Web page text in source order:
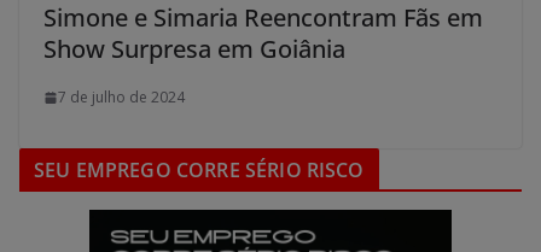
Simone e Simaria Reencontram Fãs em
Show Surpresa em Goiânia
7 de julho de 2024
SEU EMPREGO CORRE SÉRIO RISCO